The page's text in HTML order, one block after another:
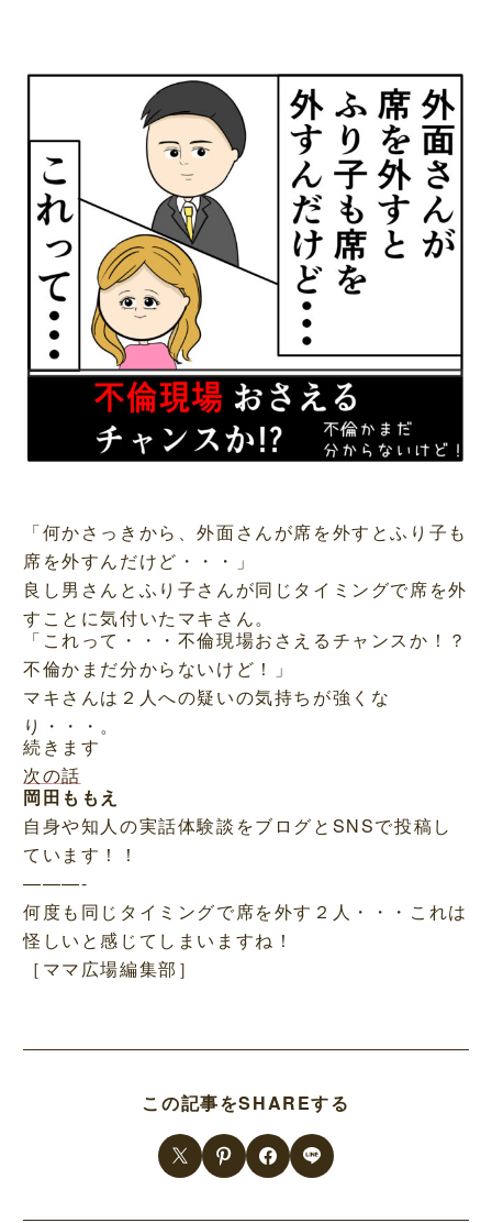
「何かさっきから、外面さんが席を外すとふり子も
席を外すんだけど・・・」
良し男さんとふり子さんが同じタイミングで席を外
すことに気付いたマキさん。
「これって・・・不倫現場おさえるチャンスか！？
不倫かまだ分からないけど！」
マキさんは２人への疑いの気持ちが強くな
り・・・。
続きます
次の話
岡田ももえ
自身や知人の実話体験談をブログとSNSで投稿し
ています！！
———-
何度も同じタイミングで席を外す２人・・・これは
怪しいと感じてしまいますね！
［ママ広場編集部］
この記事をSHAREする